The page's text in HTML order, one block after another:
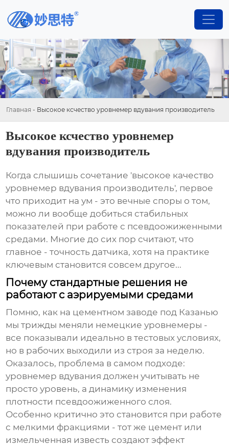
Главная - Высокое ксчество уровнемер вдувания производитель
Высокое ксчество уровнемер
вдувания производитель
Когда слышишь сочетание 'высокое качество
уровнемер вдувания производитель', первое
что приходит на ум - это вечные споры о том,
можно ли вообще добиться стабильных
показателей при работе с псевдоожиженными
средами. Многие до сих пор считают, что
главное - точность датчика, хотя на практике
ключевым становится совсем другое...
Почему стандартные решения не
работают с аэрируемыми средами
Помню, как на цементном заводе под Казанью
мы трижды меняли немецкие уровнемеры -
все показывали идеально в тестовых условиях,
но в рабочих выходили из строя за неделю.
Оказалось, проблема в самом подходе:
уровнемер вдувания должен учитывать не
просто уровень, а динамику изменения
плотности псевдоожиженного слоя.
Особенно критично это становится при работе
с мелкими фракциями - тот же цемент или
измельченная известь создают эффект